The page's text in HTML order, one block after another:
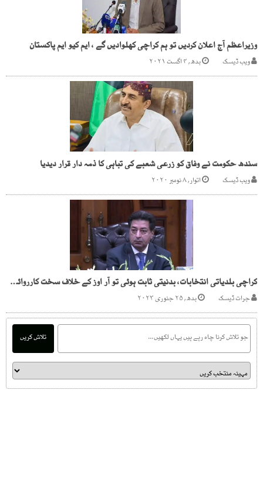
وزیراعظم آج اعلان کردیں تو ہم کراچی کھلوادیں گے ، ایم کیو ایم پاکستان
ویب ڈیسک بدھ, ۴ اگست ۲۰۲۱
سندھ حکومت نے وفاق کو زرعی شعبے کی تباہی کا ذمہ دار قرار دیدیا
ویب ڈیسک اتوار, ۸ نومبر ۲۰۲۰
کراچی بلدیاتی انتخابات، بدنیتی ثابت ہوئی تو آر اوز کے خلاف سخت کارروائی ہو گی، چیف الیکشن کمشنر
جرات ڈیسک بدھ, ۲۵ جنوری ۲۰۲۳
تلاش کریں